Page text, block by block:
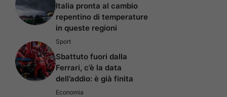
Italia pronta al cambio
repentino di temperature
in queste regioni
Sport
Sbattuto fuori dalla
Ferrari, c’è la data
dell’addio: è già finita
Economia